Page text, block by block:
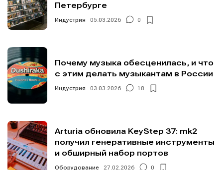
Петербурге
Индустрия 05.03.2026 0
Почему музыка обесценилась, и что
с этим делать музыкантам в России
Индустрия 03.03.2026 18
Arturia обновила KeyStep 37: mk2
получил генеративные инструменты
и обширный набор портов
Оборудование 27.02.2026 0